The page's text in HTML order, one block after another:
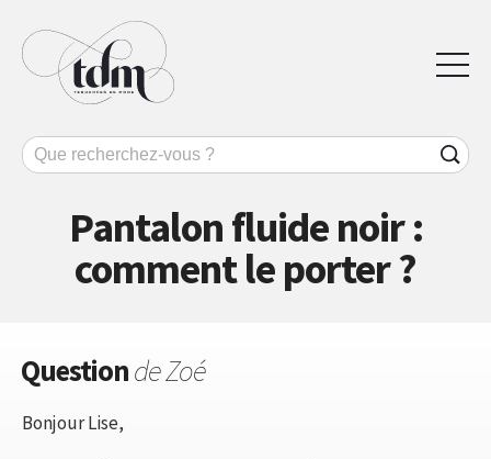
Pantalon fluide noir :
comment le porter ?
Questionde Zoé
Bonjour Lise,